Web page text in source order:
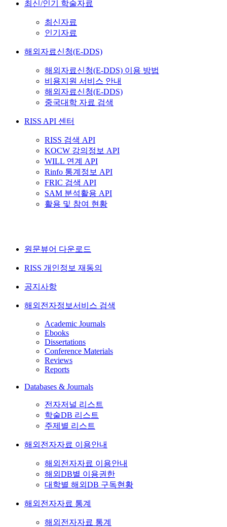
최신/인기 학술자료
최신자료
인기자료
해외자료신청(E-DDS)
해외자료신청(E-DDS) 이용 방법
비용지원 서비스 안내
해외자료신청(E-DDS)
중국대학 자료 검색
RISS API 센터
RISS 검색 API
KOCW 강의정보 API
WILL 연계 API
Rinfo 통계정보 API
FRIC 검색 API
SAM 분석활용 API
활용 및 참여 현황
원문뷰어 다운로드
RISS 개인정보 재동의
공지사항
해외전자정보서비스 검색
Academic Journals
Ebooks
Dissertations
Conference Materials
Reviews
Reports
Databases & Journals
전자저널 리스트
학술DB 리스트
주제별 리스트
해외전자자료 이용안내
해외전자자료 이용안내
해외DB별 이용권한
대학별 해외DB 구독현황
해외전자자료 통계
해외전자자료 통계